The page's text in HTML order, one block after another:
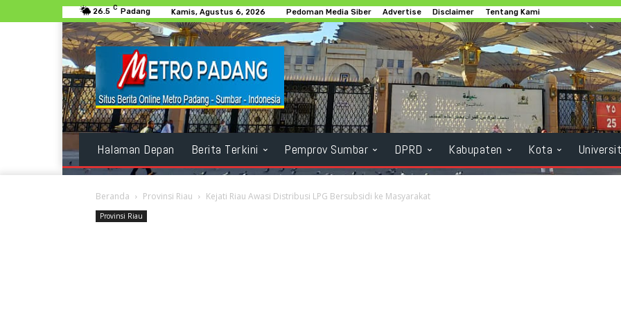
26.5 C Padang Kamis, Agustus 6, 2026 Pedoman Media Siber Advertise Disclaimer Tentang Kami
Halaman Depan Berita Terkini Pemprov Sumbar DPRD Kabupaten Kota
Beranda Provinsi Riau Kejati Riau Awasi Distribusi LPG Bersubsidi ke Masyarakat
Provinsi Riau